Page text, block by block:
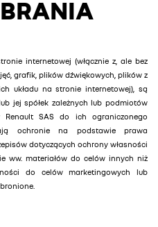
internetowej (włącznie z, ale bez
grafik, plików dźwiękowych, plików z
układu na stronie internetowej), są
jej spółek zależnych lub podmiotów
Renault SAS do ich ograniczonego
ochronie na podstawie prawa
dotyczących ochrony własności
ww. materiałów do celów innych niż
do celów marketingowych lub